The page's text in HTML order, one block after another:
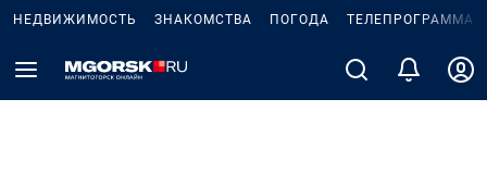
НЕДВИЖИМОСТЬ ЗНАКОМСТВА ПОГОДА ТЕЛЕПРОГРАММА